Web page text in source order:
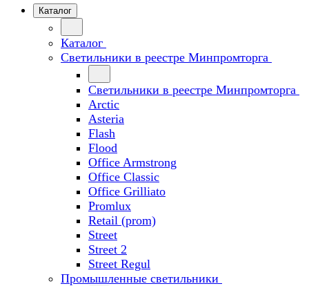
Каталог
Каталог
Светильники в реестре Минпромторга
Светильники в реестре Минпромторга
Arctic
Asteria
Flash
Flood
Office Armstrong
Office Classic
Office Grilliato
Promlux
Retail (prom)
Street
Street 2
Street Regul
Промышленные светильники